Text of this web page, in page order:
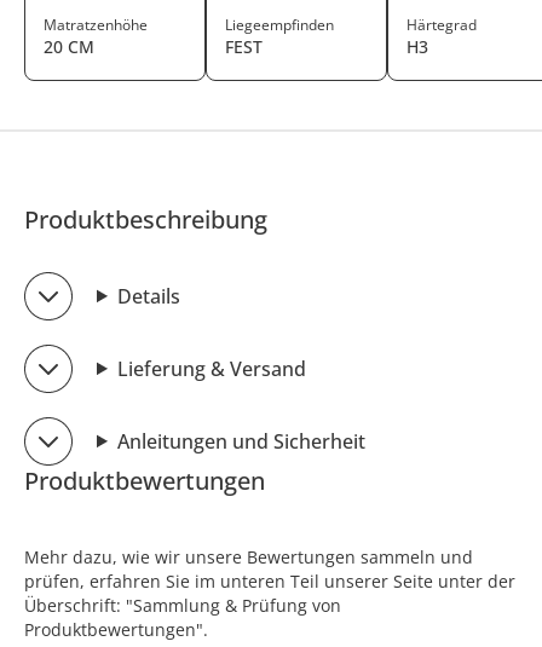
Matratzenhöhe
20 CM
Liegeempfinden
FEST
Härtegrad
H3
Produktbeschreibung
Details
Lieferung & Versand
Anleitungen und Sicherheit
Produktbewertungen
Mehr dazu, wie wir unsere Bewertungen sammeln und
prüfen, erfahren Sie im unteren Teil unserer Seite unter der
Überschrift: "Sammlung & Prüfung von
Produktbewertungen".